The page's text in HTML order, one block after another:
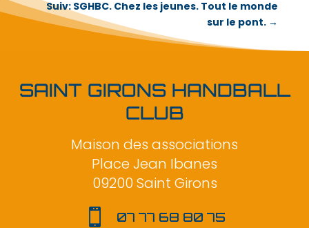
Suiv: SGHBC. Chez les jeunes. Tout le monde
sur le pont. →
SAINT GIRONS HANDBALL
CLUB
Maison des associations
Place Jean Ibanes
09200 Saint Girons
 07 77 68 80 75